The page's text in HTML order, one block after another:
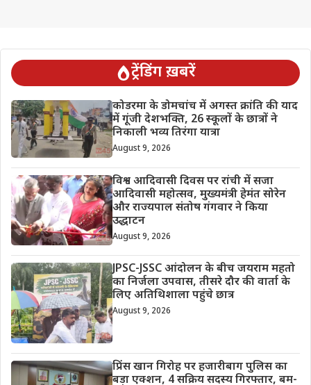
ट्रेंडिंग ख़बरें
कोडरमा के डोमचांच में अगस्त क्रांति की याद
में गूंजी देशभक्ति, 26 स्कूलों के छात्रों ने
निकाली भव्य तिरंगा यात्रा
August 9, 2026
विश्व आदिवासी दिवस पर रांची में सजा
आदिवासी महोत्सव, मुख्यमंत्री हेमंत सोरेन
और राज्यपाल संतोष गंगवार ने किया
उद्धाटन
August 9, 2026
JPSC-JSSC आंदोलन के बीच जयराम महतो
का निर्जला उपवास, तीसरे दौर की वार्ता के
लिए अतिथिशाला पहुंचे छात्र
August 9, 2026
प्रिंस खान गिरोह पर हजारीबाग पुलिस का
बड़ा एक्शन, 4 सक्रिय सदस्य गिरफ्तार, बम-